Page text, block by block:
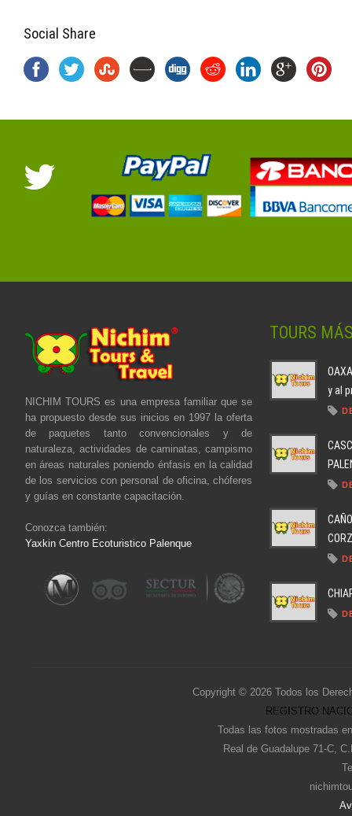
Social Share
NICHIM TOURS es una empresa familiar que se
ha propuesto desde sus inicios en 1997 la oferta
de paquetes tanto convencionales y de
naturaleza, actividades de caminatas, campismo
en áreas naturales poniendo énfasis en la calidad
de los servicios con personal de oficina, chóferes
y guías en constante capacitación.
Conozca también:
Yaxkin Centro Ecoturistico Palenque
TOURS
y al
Copyright © 2026 Todos los
REGISTRO
Todas las fotos mostradas
Real de Guadalupe 71-C,